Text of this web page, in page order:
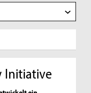
Initiative